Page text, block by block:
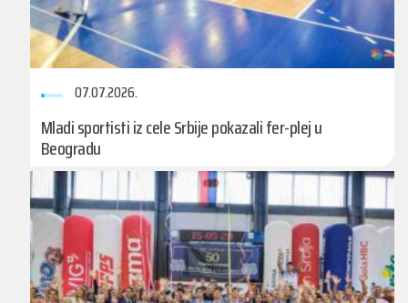
07.07.2026.
Mladi sportisti iz cele Srbije pokazali fer-plej u
Beogradu